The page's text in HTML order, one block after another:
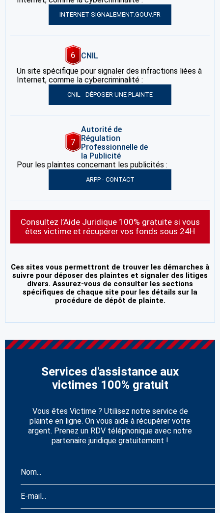
INTERNET-SIGNALEMENT.GOUV.FR
6
CNIL
Un site spécifique pour signaler des infractions liées à
Internet, comme la cybercriminalité :
CNIL - DÉPOSER UNE PLAINTE
7
Autorité de
Régulation
Professionnelle de
la Publicité
Pour les plaintes concernant les publicités :
ARPP - CONTACT
Consultez l’Aide Juridique 100% gratuite si vous
êtes victime et récupérer vos fonds sous 24H
Ces sites vous permettront de trouver les démarches à
suivre pour déposer des plaintes et signaler des litiges
divers. Assurez-vous de consulter les sections
spécifiques de chaque site pour les détails sur la
procédure de dépôt de plainte.
Services d'assistance aux
victimes 100% gratuit
Vous êtes Victime ? Utilisez notre service de
plainte en ligne. On vous aide à récupérer votre
argent. Prenez un RDV téléphonique avec notre
partenaire juridique gratuitement !